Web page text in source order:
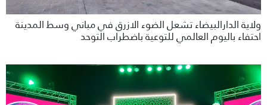
ولاية الدارالبيضاء تشعل الضوء الازرق في مباني وسط المدينة
احتفاء باليوم العالمي للتوعية باضطراب التوحد